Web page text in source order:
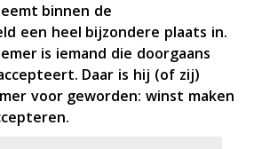
binnen de
een heel bijzondere plaats in.
is iemand die doorgaans
Daar is hij (of zij)
voor geworden: winst maken